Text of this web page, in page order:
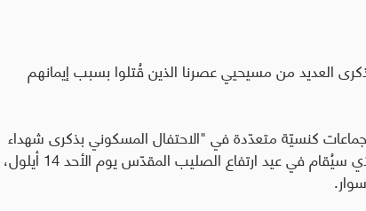
العديد من مسيحيي عصرنا الذين قُتلوا بسبب إيمانهم
كنسيّة متعدّدة في "الاحتفال المسكوني بذكرى شهداء
وشهود إيمان القرن الحادي والعشرين"، والذي سيُقام في عيد ارتفاع الصليب المقدّس يوم الأحد 14 أيلول،